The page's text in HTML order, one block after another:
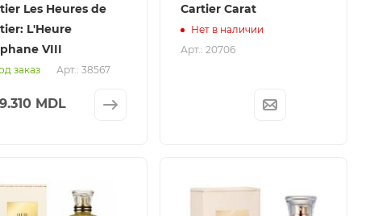
Les Heures de
L'Heure
VIII
заказ Арт.: 38567
9.310 MDL
Cartier Carat
Нет в наличии
Арт.: 20706